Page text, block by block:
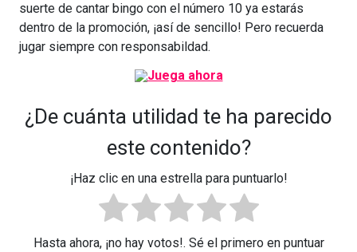
suerte de cantar bingo con el número 10 ya estarás
dentro de la promoción, ¡así de sencillo! Pero recuerda
jugar siempre con responsabildad.
¿De cuánta utilidad te ha parecido
este contenido?
¡Haz clic en una estrella para puntuarlo!
Hasta ahora, ¡no hay votos!. Sé el primero en puntuar